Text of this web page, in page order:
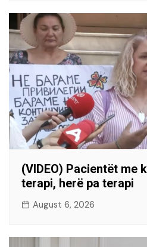
(VIDEO) Pacientët me
terapi, herë pa terapi
August 6, 2026